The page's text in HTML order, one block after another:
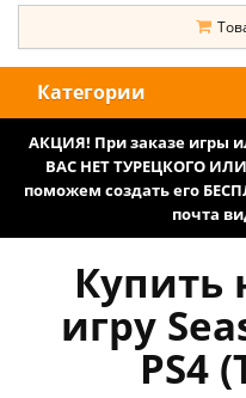
Категории
АКЦИЯ! При заказе игры
ВАС НЕТ ТУРЕЦКОГО
поможем создать его
почта
Купить
игру
PS4